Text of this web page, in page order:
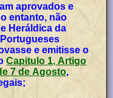
aprovados e
entanto, não
Heráldica da
e emitisse o
Capitulo 1, Artigo
7 de Agosto,